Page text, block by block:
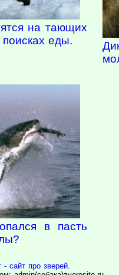
на тающих
еды.
в пасть
- сайт про зверей.